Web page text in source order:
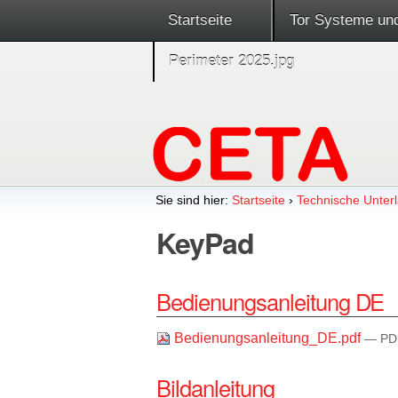
Startseite Tor Systeme
Perimeter 2025.jpg
Sie sind hier: Startseite ›Technische
KeyPad
Bedienungsanleitung DE
Bedienungsanleitung_DE.pdf —
Bildanleitung